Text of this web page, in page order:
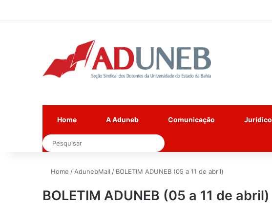
Home A Aduneb Comunicação Jurídico
Pesquisar
Home / AdunebMail / BOLETIM ADUNEB (05 a 11 de abril)
BOLETIM ADUNEB (05 a 11 de abril)